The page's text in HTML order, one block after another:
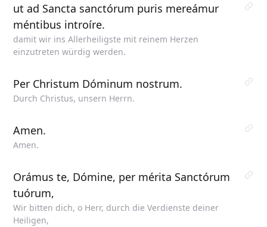
ut ad Sancta sanctórum puris mereámur
méntibus introíre.
damit wir ins Allerheiligste mit reinem Herzen
einzutreten würdig werden.
Per Christum Dóminum nostrum.
Durch Christus, unsern Herrn.
Amen.
Amen.
Orámus te, Dómine, per mérita Sanctórum
tuórum,
Wir bitten dich, o Herr, durch die Verdienste deiner
Heiligen,